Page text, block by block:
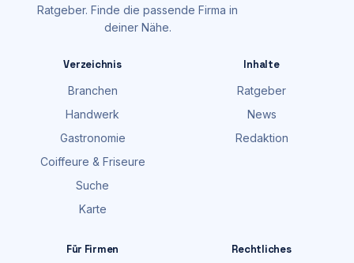
Ratgeber. Finde die passende Firma in
deiner Nähe.
Verzeichnis
Branchen
Handwerk
Gastronomie
Coiffeure & Friseure
Suche
Karte
Inhalte
Ratgeber
News
Redaktion
Für Firmen
Rechtliches